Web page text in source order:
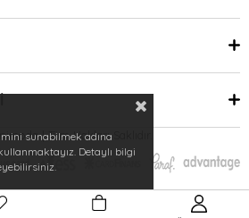
| Tüm Hakları Saklıdır.
sunabilmek adına
Detaylı bilgi